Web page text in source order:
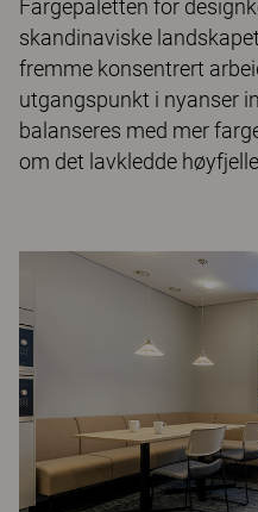
Fargepaletten for
skandinaviske
fremme konsentrert
utgangspunkt i nyanser
balanseres med mer
om det lavkledde